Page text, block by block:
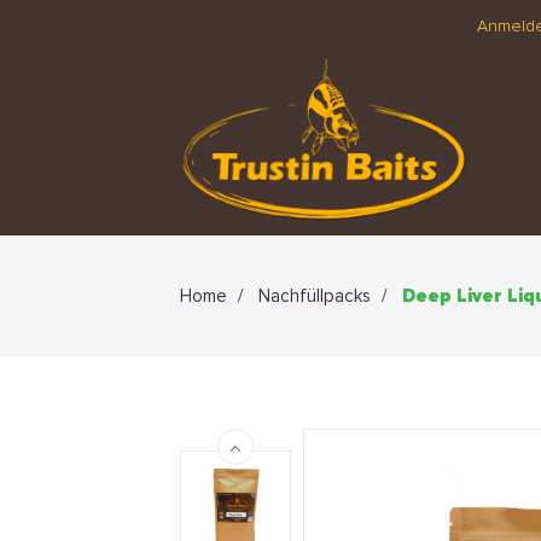
Home Nachfüllpacks Deep Liver